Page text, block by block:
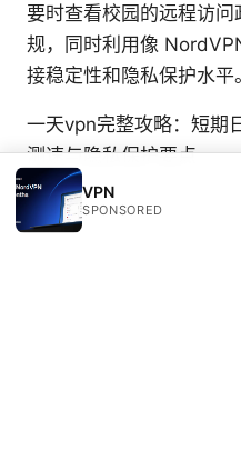
要时查看校园的远程访
规，同时利用像
接稳定性和隐私保护水平。
一天vpn完整攻略：短期
测速与隐私保护要点
VPN
SPONSORED